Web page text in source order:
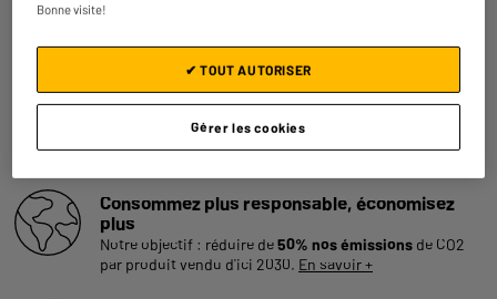
Reprise de votre ancien appareil
C'estgratuit !En savoir +
ELECTROSÛR
pour couvrir les
appareils de votre foyer achetés chez nous ou ailleurs.
En savoir +
Consommez plus responsable, économisez
plus
Notre objectif : réduire de50% nos émissions de CO2
par produit vendu d'ici 2030. En savoir +
Bonne visite!
Gérer les cookies
✔ TOUT AUTORISER